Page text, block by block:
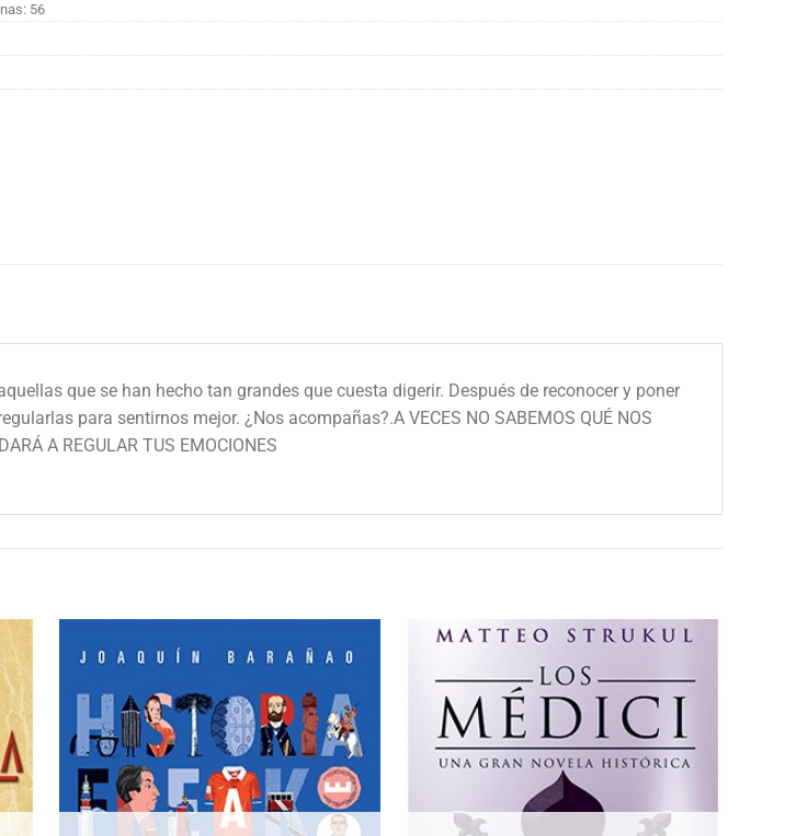
56
que se han hecho tan grandes que cuesta digerir. Después de reconocer y poner
para sentirnos mejor. ¿Nos acompañas?.A VECES NO SABEMOS QUÉ NOS
A REGULAR TUS EMOCIONES